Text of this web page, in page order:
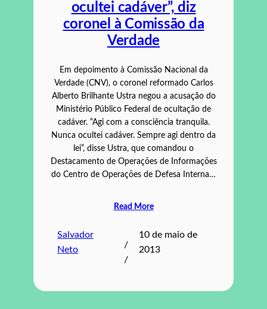
ocultei cadáver”, diz
coronel à Comissão da
Verdade
Em depoimento à Comissão Nacional da
Verdade (CNV), o coronel reformado Carlos
Alberto Brilhante Ustra negou a acusação do
Ministério Público Federal de ocultação de
cadáver. “Agi com a consciência tranquila.
Nunca ocultei cadáver. Sempre agi dentro da
lei”, disse Ustra, que comandou o
Destacamento de Operações de Informações
do Centro de Operações de Defesa Interna…
Read More
Salvador
Neto
/
/
10 de maio de
2013